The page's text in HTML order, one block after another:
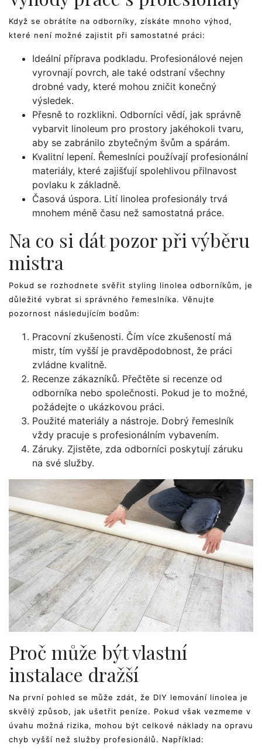
Když se obrátíte na odborníky, získáte mnoho výhod,
které není možné zajistit při samostatné práci:
Ideální příprava podkladu. Profesionálové nejen
vyrovnají povrch, ale také odstraní všechny
drobné vady, které mohou zničit konečný
výsledek.
Přesně to rozklikni. Odborníci vědí, jak správně
vybarvit linoleum pro prostory jakéhokoli tvaru,
aby se zabránilo zbytečným švům a spárám.
Kvalitní lepení. Řemeslníci používají profesionální
materiály, které zajišťují spolehlivou přilnavost
povlaku k základně.
Časová úspora. Lití linolea profesionály trvá
mnohem méně času než samostatná práce.
Na co si dát pozor při výběru
mistra
Pokud se rozhodnete svěřit styling linolea odborníkům, je
důležité vybrat si správného řemeslníka. Věnujte
pozornost následujícím bodům:
Pracovní zkušenosti. Čím více zkušeností má
mistr, tím vyšší je pravděpodobnost, že práci
zvládne kvalitně.
Recenze zákazníků. Přečtěte si recenze od
odborníka nebo společnosti. Pokud je to možné,
požádejte o ukázkovou práci.
Použité materiály a nástroje. Dobrý řemeslník
vždy pracuje s profesionálním vybavením.
Záruky. Zjistěte, zda odborníci poskytují záruku
na své služby.
Proč může být vlastní
instalace dražší
Na první pohled se může zdát, že DIY lemování linolea je
skvělý způsob, jak ušetřit peníze. Pokud však vezmeme v
úvahu možná rizika, mohou být celkové náklady na opravu
chyb vyšší než služby profesionálů. Například: